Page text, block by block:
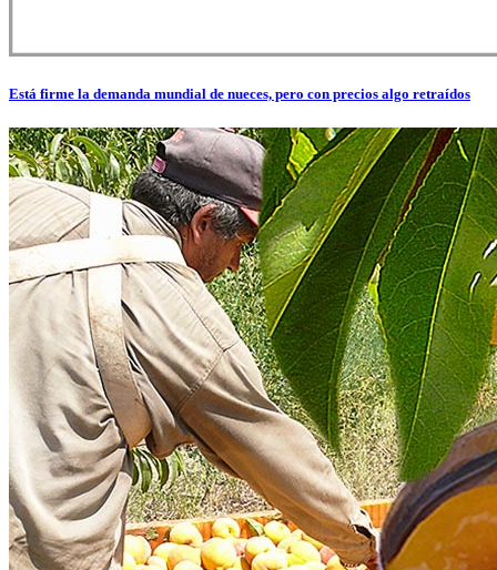
Está firme la demanda mundial de nueces, pero con precios algo retraídos